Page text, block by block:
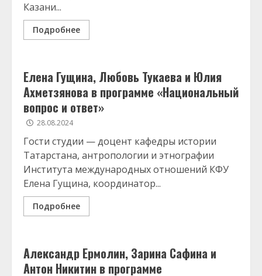
Казани...
Подробнее
Елена Гущина, Любовь Тукаева и Юлия
Ахметзянова в программе «Национальный
вопрос и ответ»
28.08.2024
Гости студии — доцент кафедры истории
Татарстана, антропологии и этнографии
Института международных отношений КФУ
Елена Гущина, координатор...
Подробнее
Александр Ермолин, Зарина Сафина и
Антон Никитин в программе